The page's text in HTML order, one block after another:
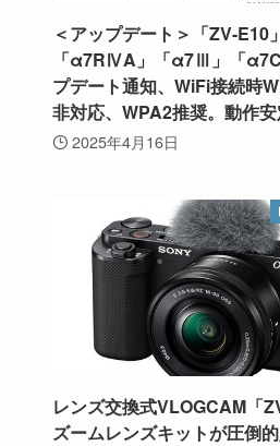
＜アップデート＞「ZV-E10」
「α7RⅣA」「α7Ⅲ」「
プデート通知、WiFi接続時
非対応、WPA2推奨。動作安
2025年4月16日
レンズ交換式VLOGCAM「
ズームレンズキットが圧倒的